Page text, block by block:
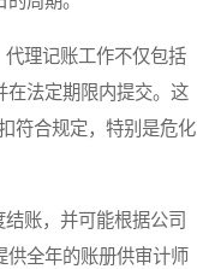
理记账工作不仅包括
在法定期限内提交。这
符合规定，特别是危化
账，并可能根据公司
供全年的账册供审计师